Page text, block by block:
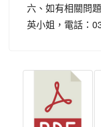
六、如有相關問
英小姐，電話：